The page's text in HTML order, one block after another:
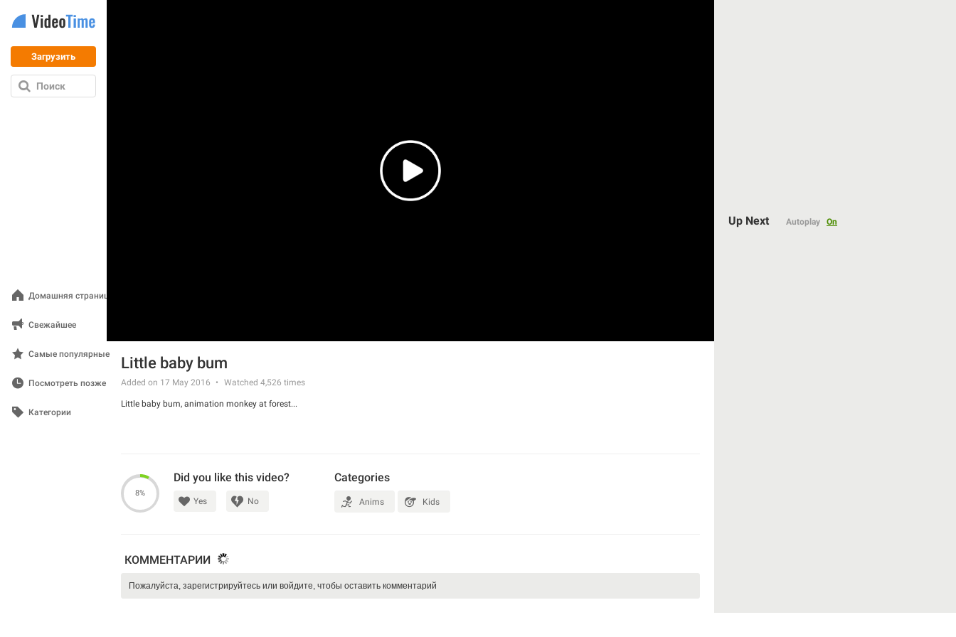
Загрузить
Поиск
Домашняя страница
Свежайшее
Самые популярные
Посмотреть позже
Категории
144p
Little baby bum
Added on 17 May 2016 Watched 4,526 times
Little baby bum, animation monkey at forest...
8%
Did you like this video?
Yes No
Categories
Anims Kids
КОММЕНТАРИИ
Up Next Autoplay On